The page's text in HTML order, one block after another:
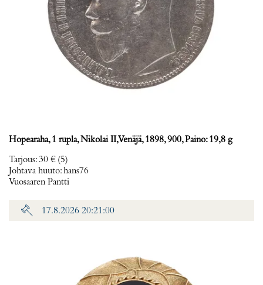
Hopearaha, 1 rupla, Nikolai II, Venäjä, 1898, 900, Paino: 19,8 g
Tarjous:30 € (5)
Johtava huuto:hans76
Vuosaaren Pantti
17.8.2026 20:21:00